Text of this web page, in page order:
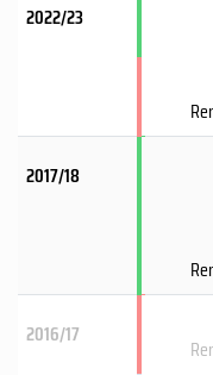
2022/23
2017/18
2016/17